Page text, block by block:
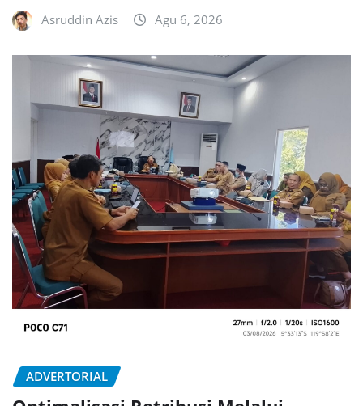
Asruddin Azis Agu 6, 2026
ADVERTORIAL